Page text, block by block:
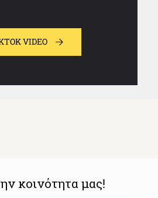
VIDEO
κοινότητα μας!